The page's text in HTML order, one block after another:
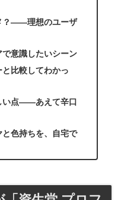
？――理想のユーザ
意識したいシーン
比較してわかっ
い点――あえて辛口
色持ちを、自宅で